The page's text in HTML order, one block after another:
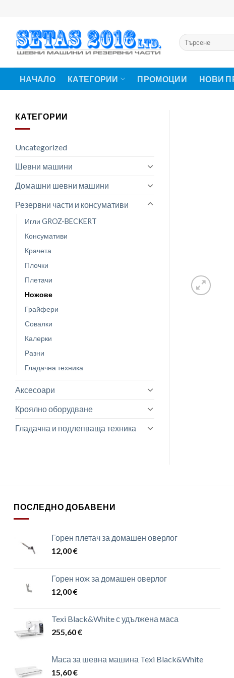
content
Търсене
за:
НАЧАЛО КАТЕГОРИИ ПРОМОЦИИ НОВИ
КАТЕГОРИИ
Uncategorized
Шевни машини
Домашни шевни машини
Резервни части и консумативи
Игли GROZ-BECKERT
Консумативи
Крачета
Плочки
Плетачи
Ножове
Грайфери
Совалки
Калерки
Разни
Гладачна техника
Аксесоари
Кроялно оборудване
Гладачна и подлепваща техника
ПОСЛЕДНО ДОБАВЕНИ
Горен плетач за домашен оверлог
12,00€
Горен нож за домашен оверлог
12,00€
Texi Black&White с удължена маса
255,60€
Маса за шевна машина Texi Black&White
15,60€